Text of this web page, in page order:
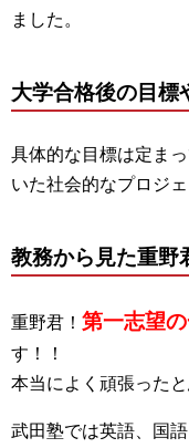
ました。
大学合格後の目標
具体的な目標は定ま
いた社会的なプロジ
教務から見た重野
重野君！ 第一志望
す！！
本当によく頑張ったと
武田塾では英語、国